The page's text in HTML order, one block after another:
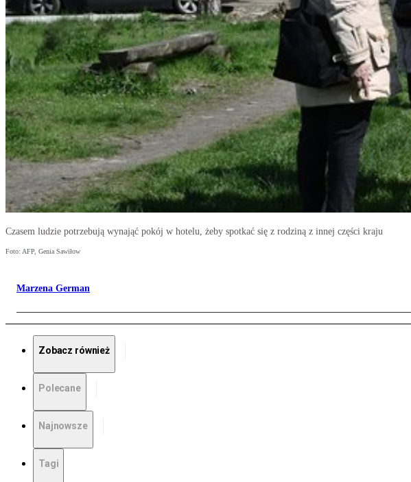
Czasem ludzie potrzebują wynająć pokój w hotelu, żeby spotkać się z rodziną z innej części kraju
Foto: AFP, Genia Sawiłow
Marzena German
Zobacz również
Polecane
Najnowsze
Tagi